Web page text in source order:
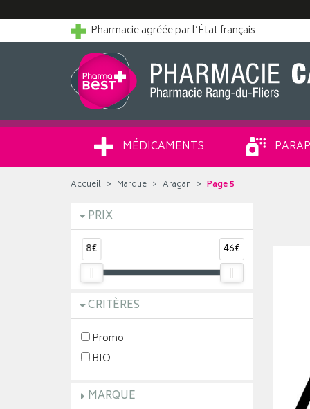
Pharmacie agréée par l’État français
MÉDICAMENTS
Accueil Marque Aragan Page 5
PRIX
8€ 46€
CRITÈRES
Promo
BIO
MARQUE